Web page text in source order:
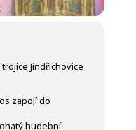
Jindřichovice
zapojí do
hudební